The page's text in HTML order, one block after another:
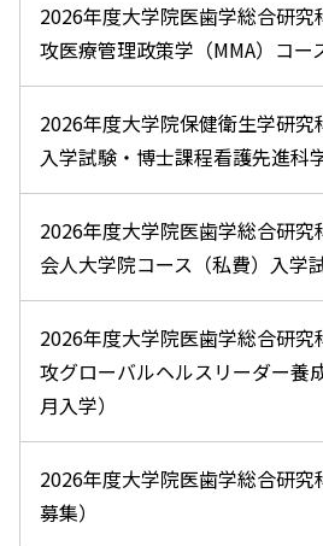
2026年度大学院医歯学総合研
攻医療管理政策学（MMA）コー
2026年度大学院保健衛生学研
入学試験・博士課程看護先進科
2026年度大学院医歯学総合研
会人大学院コース（私費）入学
2026年度大学院医歯学総合研
攻グローバルヘルスリーダー養
月入学）
2026年度大学院医歯学総合研
募集）